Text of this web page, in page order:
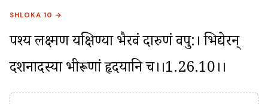
SHLOKA 10 →
पश्य लक्ष्मण यक्षिण्या भैरवं दारुणं वपु:। भिद्येरन्
दर्शनादस्या भीरूणां हृदयानि च।।1.26.10।।